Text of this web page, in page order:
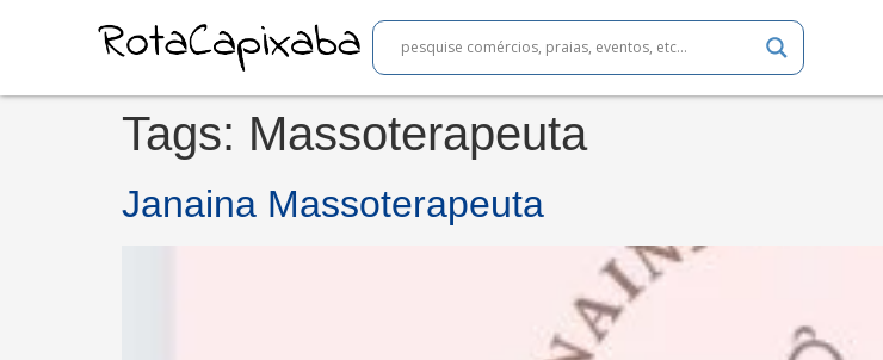
Tags: Massoterapeuta
Janaina Massoterapeuta